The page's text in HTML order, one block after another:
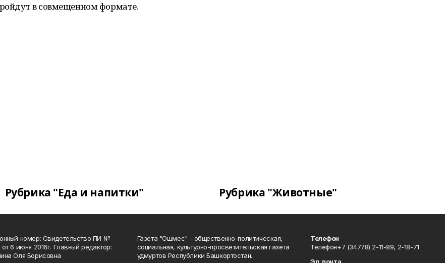
в совмещенном формате.
Рубрика "Еда и напитки" Рубрика "Животные"
номер: Свидетельство ПИ №
6 июня 2016г. Главный редактор:
Оля Борисовна
Газета "Ошмес" - общественно-политическая,
социальная, культурно-просветительская газета
удмуртов Республики Башкортостан.
Телефон
Телефон+7 (34778) 2-11-89, 2-18-71